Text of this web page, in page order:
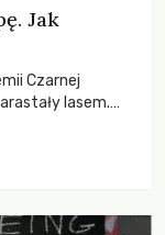
Jak
Czarnej
lasem.